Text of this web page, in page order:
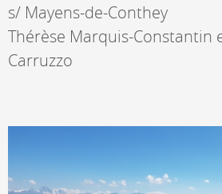
s/ Mayens-de-Conthey
Thérèse Marquis-Constantin
Carruzzo